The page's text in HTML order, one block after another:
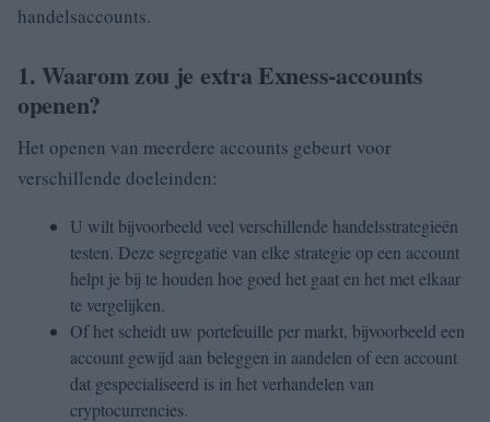
handelsaccounts.
1. Waarom zou je extra Exness-accounts
openen?
Het openen van meerdere accounts gebeurt voor
verschillende doeleinden:
U wilt bijvoorbeeld veel verschillende handelsstrategieën
testen. Deze segregatie van elke strategie op een account
helpt je bij te houden hoe goed het gaat en het met elkaar
te vergelijken.
Of het scheidt uw portefeuille per markt, bijvoorbeeld een
account gewijd aan beleggen in aandelen of een account
dat gespecialiseerd is in het verhandelen van
cryptocurrencies.